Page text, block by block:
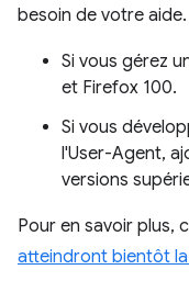
besoin de votre aide.
Si vous gérez
et Firefox 100.
Si vous
l'User-Agent,
versions
Pour en savoir plus,
atteindront bientôt